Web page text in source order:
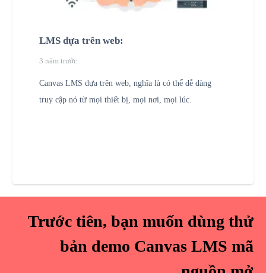
LMS dựa trên web:
3 năm trước
Canvas LMS dựa trên web, nghĩa là có thể dễ dàng
truy cập nó từ mọi thiết bị, mọi nơi, mọi lúc.
Trước tiên, bạn muốn dùng thử
bản demo Canvas LMS mã